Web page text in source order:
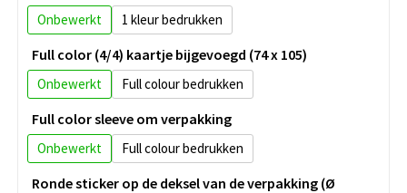
Onbewerkt 1
Full color (4/4) kaartje bijgevoegd (74 x 105)
Onbewerkt Full colour
Full color sleeve om verpakking
Onbewerkt Full colour
Ronde sticker op de deksel van de verpakking (Ø